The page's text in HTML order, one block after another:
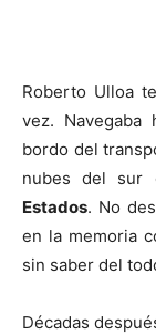
Roberto Ulloa
vez.
bordo del
nubes del sur
Estados. No
en la memoria
sin saber del
Décadas